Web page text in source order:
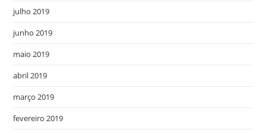
julho 2019
junho 2019
maio 2019
abril 2019
março 2019
fevereiro 2019